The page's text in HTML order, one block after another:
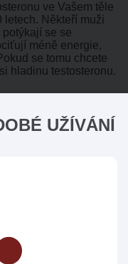
ve Vašem těle
letech. Někteří muži
se se
méně energie,
se tomu chcete
hladinu testosteronu.
UŽÍVÁNÍ